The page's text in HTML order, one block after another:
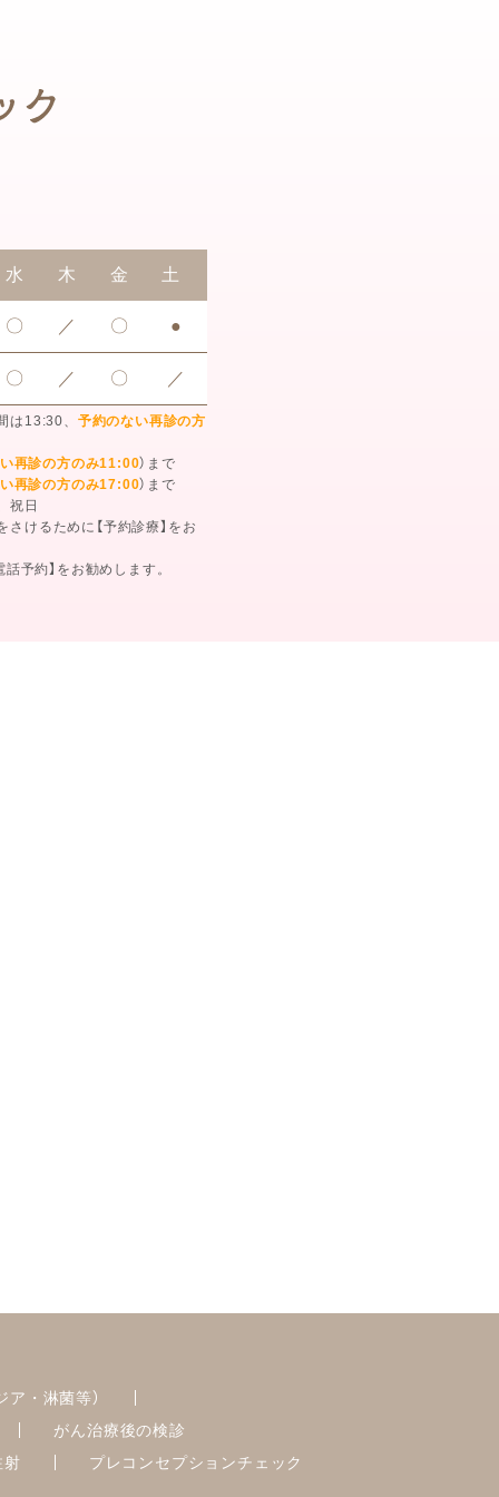
は13:30、 予約のない再診の方
再診の方のみ11:00）まで
再診の方のみ17:00）まで
祝日
けるために【予約診療】をお
予約】をお勧めします。
水 木 金 土
〇 ／ 〇 ●
〇 ／ 〇 ／
ア・淋菌等）
がん治療後の検診
射
プレコンセプションチェック